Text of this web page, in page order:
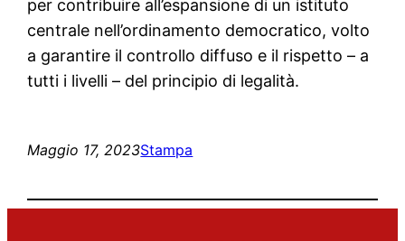
per contribuire all’espansione di un istituto
centrale nell’ordinamento democratico, volto
a garantire il controllo diffuso e il rispetto – a
tutti i livelli – del principio di legalità.
Maggio 17, 2023Stampa